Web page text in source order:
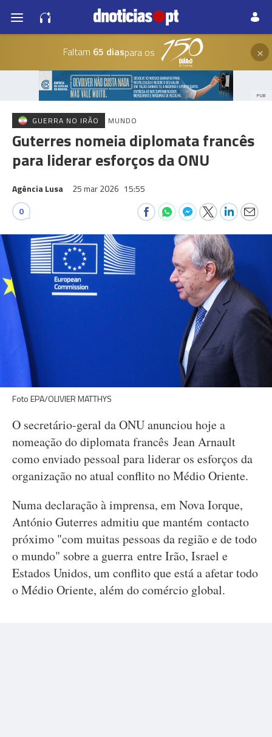
Faltam 65 diaspara os ×
PUB
GUERRA NO IRÃO MUNDO
Guterres nomeia diplomata francês
para liderar esforços da ONU
Agência Lusa 25 mar 2026 15:55
0
Foto EPA/OLIVIER MATTHYS
O secretário-geral da ONU anunciou hoje a
nomeação do diplomata francês Jean Arnault
como enviado pessoal para liderar os esforços da
organização no atual conflito no Médio Oriente.
Numa declaração à imprensa, em Nova Iorque,
António Guterres admitiu que mantém contacto
próximo "com muitas pessoas da região e de todo
o mundo" sobre a guerra entre Irão, Israel e
Estados Unidos, um conflito que está a afetar todo
o Médio Oriente, além do comércio global.